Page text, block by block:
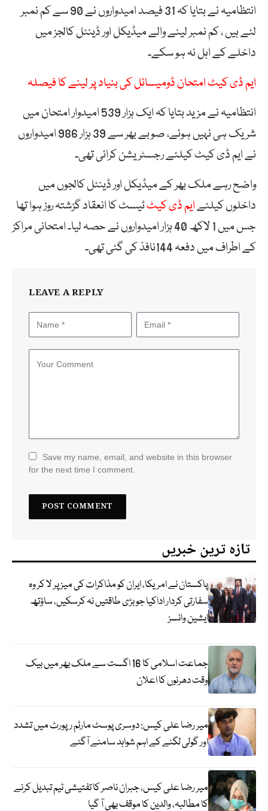
انتظامیہ نے بتایا کہ 31 فیصد امیدواروں نے 90 سے کم نمبر
لئے ہیں ، کم نمبر لینے والے میڈیکل اور ڈینٹل کالجز میں
داخلے کے اہل نہ ہو سکے۔
ایم ڈی کیٹ امتحان ڈومیسائل کی بنیاد پر لینے کا فیصلہ
انتظامیہ نے مزید بتایا کہ ایک ہزار 539 امیدوار امتحان میں
شریک ہی نہیں ہوئے، صوبے بھر سے 39 ہزار 986 امیدواروں
نے ایم ڈی کیٹ کیلئے رجسٹریشن کرائی تھی۔
واضح رہے ملک بھر کے میڈیکل اور ڈینٹل کالجوں میں
داخلوں کیلئےایم ڈی کیٹٹیسٹ کا انعقاد گزشتہ روز ہوا تھا
جس میں 1 لاکھ 40 ہزار امیدواروں نے حصہ لیا۔ امتحانی مراکز
کے اطراف میں دفعہ 144نافذ کی گئی تھی۔
LEAVE A REPLY
Save my name, email, and website in this browser
for the next time I comment.
تازہ ترین خبریں
پاکستان نے امریکا، ایران کو مذاکرات کی میز پر لا کر وہ
سفارتی کردار اداکیا جو بڑی طاقتیں نہ کرسکیں، ساؤتھ
ایشین وائسز
جماعت اسلامی کا 16 اگست سے ملک بھر میں بیک
وقت دھرنوں کا اعلان
میر رضا علی کیس: دوسری پوسٹ مارٹم رپورٹ میں تشدد
اور گولی لگنے کے اہم شواہد سامنے آگئے
میر رضا علی کیس، جبران ناصر کا تفتیشی ٹیم تبدیل کرنے
کا مطالبہ، والدین کا موقف بھی آ گیا